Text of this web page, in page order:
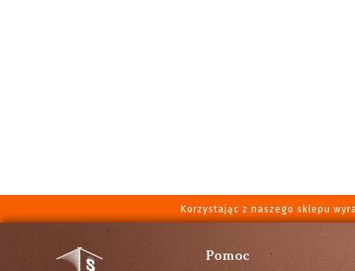
Korzystając z naszego sklepu
Pomoc